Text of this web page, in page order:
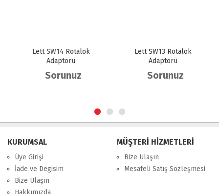
Lett SW14 Rotalok
Adaptörü
Sorunuz
Lett SW13 Rotalok
Adaptörü
Sorunuz
KURUMSAL
Üye Girişi
İade ve Degisim
Bize Ulaşın
Hakkımızda
MÜŞTERİ HİZMETLERİ
Bize Ulaşın
Mesafeli Satış Sözleşmesi